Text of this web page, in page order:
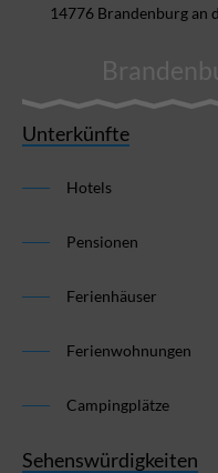
14776 Brandenburg an
Unterkünfte
Hotels
Pensionen
Ferienhäuser
Ferienwohnungen
Campingplätze
Sehenswürdigkeiten